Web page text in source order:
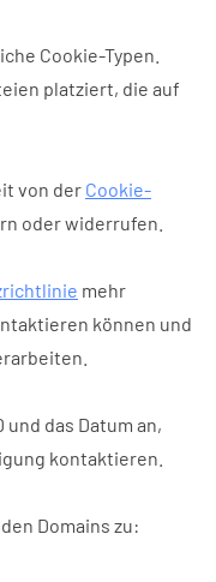
Cookie-Typen.
platziert, die auf
von der Cookie-
oder widerrufen.
mehr
können und
das Datum an,
kontaktieren.
Domains zu: